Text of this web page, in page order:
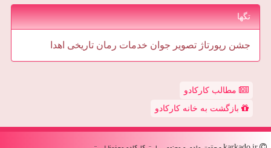
تگها
جشن رپورتاژ تصویر جوان خدمات رمان تاریخی اهدا
مطالب کارکادو
بازگشت به خانه کارکادو